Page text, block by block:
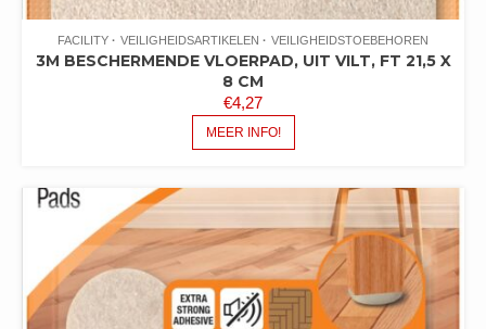
FACILITY VEILIGHEIDSARTIKELEN VEILIGHEIDSTOEBEHOREN
3M BESCHERMENDE VLOERPAD, UIT VILT, FT 21,5 X
8 CM
€4,27
MEER INFO!